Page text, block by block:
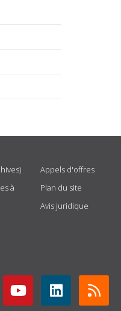
à
Appels d'offres
Plan du site
Avis juridique